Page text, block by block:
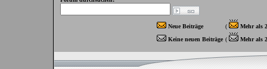
Neue Beiträge (
Mehr als
Keine neuen Beiträge ( Mehr als